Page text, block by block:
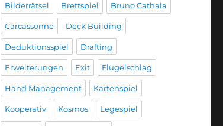
Bilderrätsel Brettspiel Bruno Cathala
Carcassonne Deck Building
Deduktionsspiel Drafting
Erweiterungen Exit Flügelschlag
Hand Management Kartenspiel
Kooperativ Kosmos Legespiel